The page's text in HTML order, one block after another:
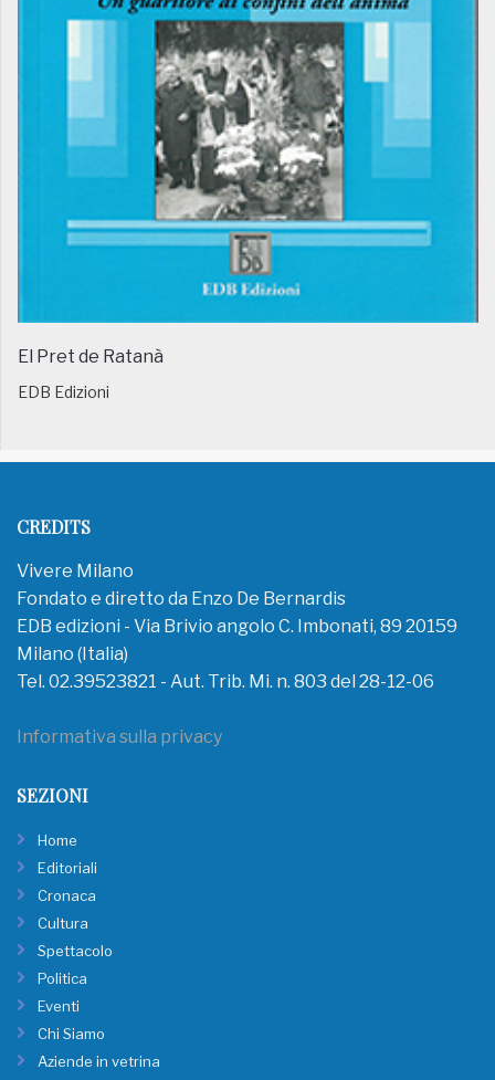
El Pret de Ratanà
EDB Edizioni
CREDITS
Vivere Milano
Fondato e diretto da Enzo De Bernardis
EDB edizioni - Via Brivio angolo C. Imbonati, 89 20159
Milano (Italia)
Tel. 02.39523821 - Aut. Trib. Mi. n. 803 del 28-12-06
Informativa sulla privacy
SEZIONI
Home
Editoriali
Cronaca
Cultura
Spettacolo
Politica
Eventi
Chi Siamo
Aziende in vetrina